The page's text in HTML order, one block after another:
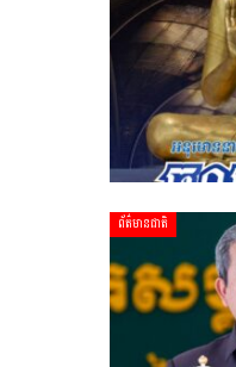
ព័ត៌មានជាតិ